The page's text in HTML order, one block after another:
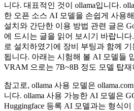
니다. 대표적인 것이 ollama입니다.
한 오픈 소스 AI 모델을 손쉽게 사용
설치와 간단한 이용 방법 관련 글은
에 드시는 글을 읽어 보시기 바랍니다.
로 설치하였기에 장비 부팅과 함께 기
됩니다. 아래는 시험해 볼 AI 모델들
VRAM 으로는 7B~8B 정도 모델 탑
참고로, ollama 사용 모델은
니다. ollama 사용 가능한 AI 모델은
Huggingface 등록 AI 모델과는 형식이